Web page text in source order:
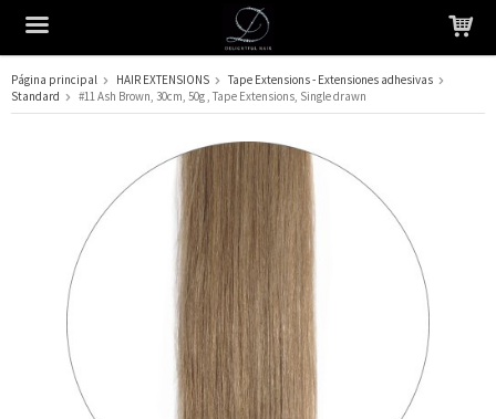
El producto ha sido añadido a su carrito
Página principal HAIR EXTENSIONS
Tape Extensions - Extensiones adhesivas
Standard
#11 Ash Brown, 30cm, 50g , Tape Extensions, Single drawn